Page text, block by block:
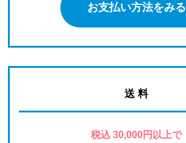
お支払い方法をみる
送 料
税込 30,000円以上で